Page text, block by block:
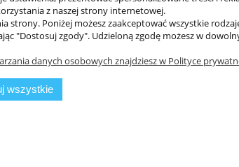
z naszej strony internetowej.
strony. Poniżej możesz zaakceptować wszystkie
"Dostosuj zgody". Udzieloną zgodę możesz w
danych osobowych znajdziesz w Polityce
wszystkie